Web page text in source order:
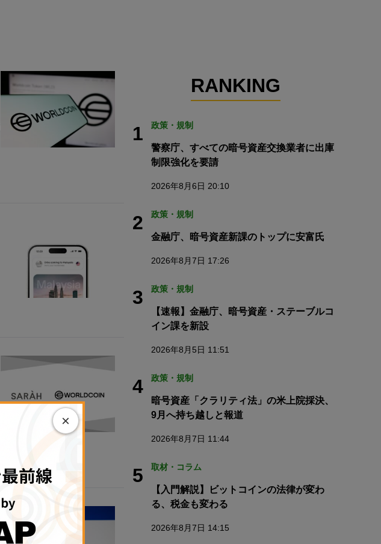
RANKING
1 政策・規制
警察庁、すべての暗号資産交換業者に出庫
制限強化を要請
2026年8月6日 20:10
2 政策・規制
金融庁、暗号資産新課のトップに安富氏
2026年8月7日 17:26
3 政策・規制
【速報】金融庁、暗号資産・ステーブルコ
イン課を新設
2026年8月5日 11:51
4 政策・規制
暗号資産「クラリティ法」の米上院採決、
9月へ持ち越しと報道
2026年8月7日 11:44
5 取材・コラム
【入門解説】ビットコインの法律が変わ
る、税金も変わる
2026年8月7日 14:15
×